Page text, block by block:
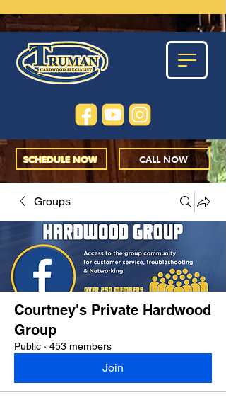
CALL NOW
SCHEDULE NOW
Groups
Courtney's Private Hardwood
Group
Public · 453 members
Join